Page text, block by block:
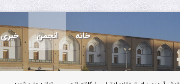
خانه انجمن خبری